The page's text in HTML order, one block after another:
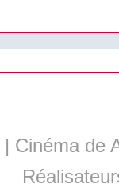
| Cinéma de